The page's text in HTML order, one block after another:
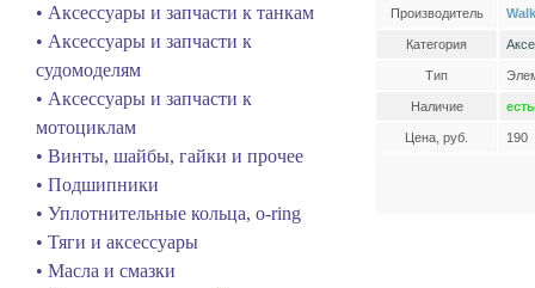
• Аксессуары и запчасти к танкам
• Аксессуары и запчасти к
судомоделям
• Аксессуары и запчасти к
мотоциклам
• Винты, шайбы, гайки и прочее
• Подшипники
• Уплотнительные кольца, o-ring
• Тяги и аксессуары
• Масла и смазки
Производитель
Категория
Тип
Наличие
Цена, руб. 190